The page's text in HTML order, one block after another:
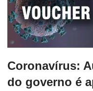
Coronavírus:
do governo é